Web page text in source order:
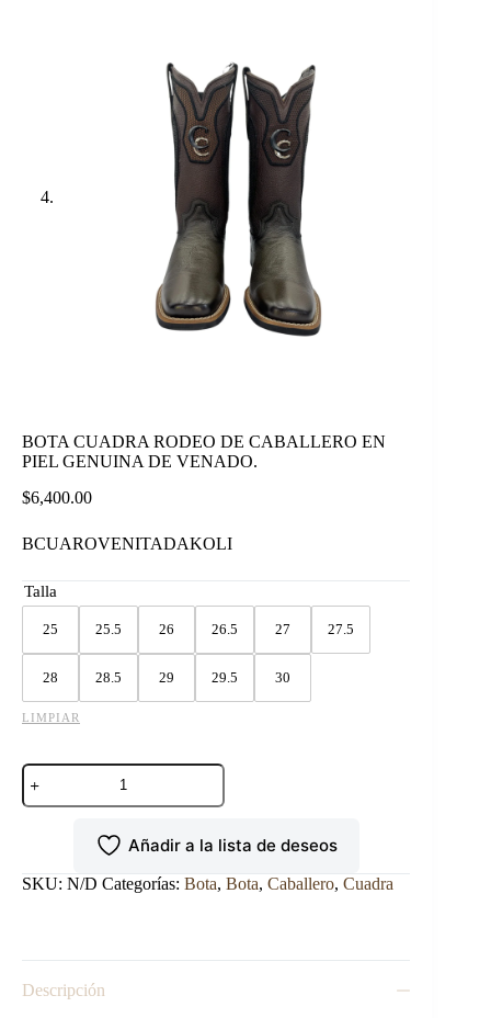
BOTA CUADRA RODEO DE CABALLERO EN
PIEL GENUINA DE VENADO.
$6,400.00
BCUAROVENITADAKOLI
Talla
25 25.5 26 26.5 27 27.5
28 28.5 29 29.5 30
LIMPIAR
BOTA
CUADRA
RODEO
CABALLERO
PIEL
cantidad
Añadir a la lista de deseos
SKU: N/D Categorías: Bota, Bota, Caballero, Cuadra
Descripción